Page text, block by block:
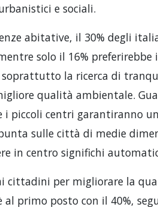
e sociali.
abitative, il 30% degli
solo il 16%
soprattutto la ricerca di
qualità ambientale.
piccoli centri garantiranno
sulle città di medie
in centro significhi
cittadini per migliorare la
primo posto con il 40%,